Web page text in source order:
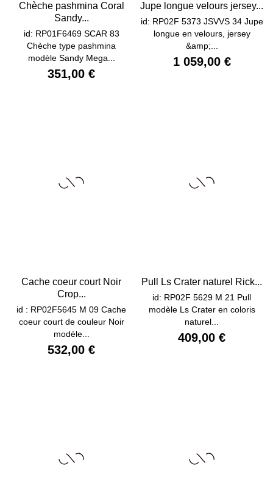
Chèche pashmina Coral
Sandy...
id: RP01F6469 SCAR 83
Chèche type pashmina
modèle Sandy Mega...
351,00 €
Jupe longue velours jersey...
id: RP02F 5373 JSVVS 34 Jupe
longue en velours, jersey
&amp;...
1 059,00 €
Cache coeur court Noir
Crop...
id : RP02F5645 M 09 Cache
coeur court de couleur Noir
modèle...
532,00 €
Pull Ls Crater naturel Rick...
id: RP02F 5629 M 21 Pull
modèle Ls Crater en coloris
naturel...
409,00 €